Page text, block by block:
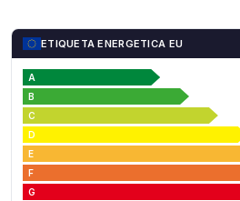
ETIQUETA ENERGETICA EU
A
B
C
D
E
F
G